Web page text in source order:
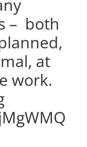
– both
at
work.